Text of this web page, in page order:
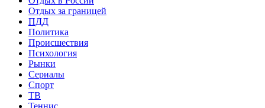
Отдых за границей
ПДД
Политика
Происшествия
Психология
Рынки
Сериалы
Спорт
ТВ
Теннис